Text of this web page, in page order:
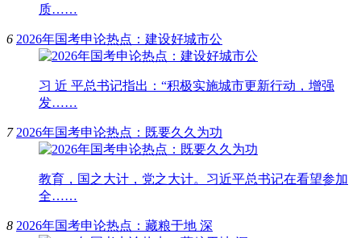
质……
6 2026年国考申论热点：建设好城市公
习 近 平总书记指出：“积极实施城市更新行动，增强
发……
7 2026年国考申论热点：既要久久为功
教育，国之大计，党之大计。习近平总书记在看望参加
全……
8 2026年国考申论热点：藏粮于地 深